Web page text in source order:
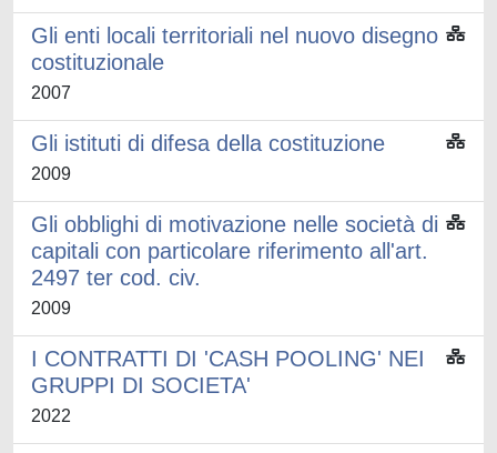
Gli enti locali territoriali nel nuovo disegno
costituzionale
2007
Gli istituti di difesa della costituzione
2009
Gli obblighi di motivazione nelle società di
capitali con particolare riferimento all'art.
2497 ter cod. civ.
2009
I CONTRATTI DI 'CASH POOLING' NEI
GRUPPI DI SOCIETA'
2022